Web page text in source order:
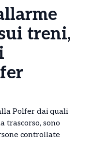
treni,
Polfer dai quali
trascorso, sono
controllate